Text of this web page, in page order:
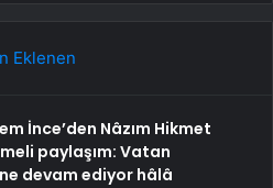
Eklenen
İnce’den Nâzım Hikmet
paylaşım: Vatan
devam ediyor hâlâ